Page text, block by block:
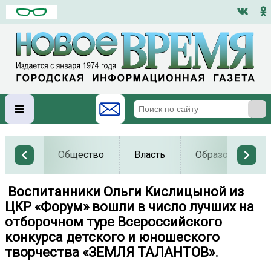
Общество Власть Образование
️ Воспитанники Ольги Кислицыной из
ЦКР «Форум» вошли в число лучших на
отборочном туре Всероссийского
конкурса детского и юношеского
творчества «ЗЕМЛЯ ТАЛАНТОВ».